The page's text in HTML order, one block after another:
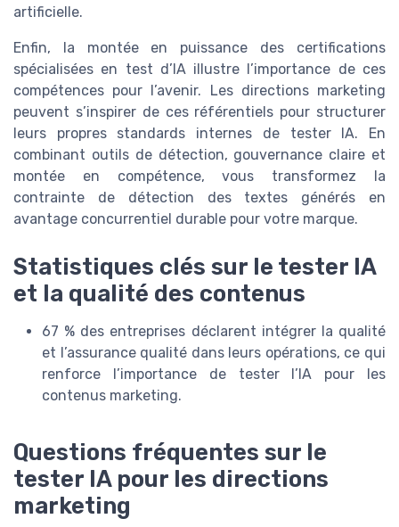
artificielle.
Enfin, la montée en puissance des certifications
spécialisées en test d’IA illustre l’importance de ces
compétences pour l’avenir. Les directions marketing
peuvent s’inspirer de ces référentiels pour structurer
leurs propres standards internes de tester IA. En
combinant outils de détection, gouvernance claire et
montée en compétence, vous transformez la
contrainte de détection des textes générés en
avantage concurrentiel durable pour votre marque.
Statistiques clés sur le tester IA
et la qualité des contenus
67 % des entreprises déclarent intégrer la qualité
et l’assurance qualité dans leurs opérations, ce qui
renforce l’importance de tester l’IA pour les
contenus marketing.
Questions fréquentes sur le
tester IA pour les directions
marketing